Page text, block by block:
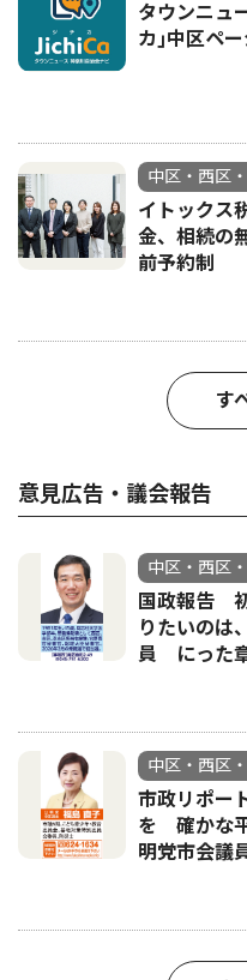
タウンニュ
カ｣中区ペ
中区・西区
イトックス
金、相続の
前予約制
す
意見広告・議会報告
中区・西区
国政報告
りたいの
員 にった
中区・西区
市政リポー
を 確かな
明党市会